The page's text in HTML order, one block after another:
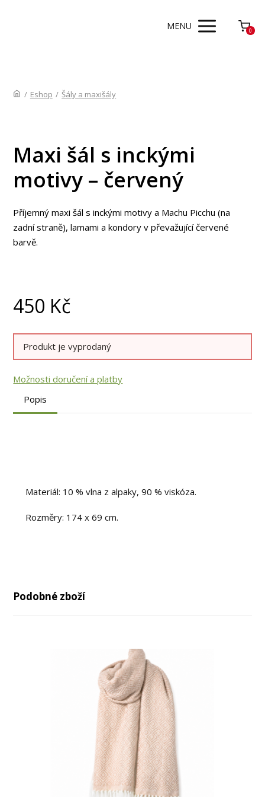
MENU 0
/ Eshop / Šály a maxišály
Maxi šál s inckými
motivy – červený
Příjemný maxi šál s inckými motivy a Machu Picchu (na
zadní straně), lamami a kondory v převažující červené
barvě.
450 Kč
Produkt je vyprodaný
Možnosti doručení a platby
Popis
Materiál: 10 % vlna z alpaky, 90 % viskóza.
Rozměry: 174 x 69 cm.
Podobné zboží